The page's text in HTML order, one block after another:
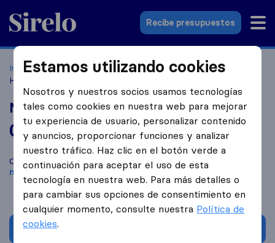
Sirelo.es
Recibe presupuestos
Inicio Empresas de mudanzas Madrid
MUDANZAS
HNOS TAPIA
MUDANZAS HNOS TAPIA
0,0 basado en0
reseñas de Sirelo y Google
i
Compara MUDANZAS HNOS TAPIA con otrasempresas de
mudanzasdeMadrid
Estamos utilizando cookies
Nosotros y nuestros socios usamos tecnologías
tales como cookies en nuestra web para mejorar
tu experiencia de usuario, personalizar contenido
y anuncios, proporcionar funciones y analizar
nuestro tráfico. Haz clic en el botón verde a
continuación para aceptar el uso de esta
tecnología en nuestra web. Para más detalles o
para cambiar sus opciones de consentimiento en
cualquier momento, consulte nuestra Política de
cookies.